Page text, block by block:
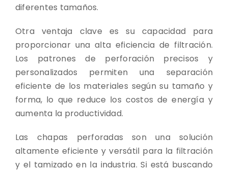
diferentes tamaños.
Otra ventaja clave es su capacidad para
proporcionar una alta eficiencia de filtración.
Los patrones de perforación precisos y
personalizados permiten una separación
eficiente de los materiales según su tamaño y
forma, lo que reduce los costos de energía y
aumenta la productividad.
Las chapas perforadas son una solución
altamente eficiente y versátil para la filtración
y el tamizado en la industria. Si está buscando